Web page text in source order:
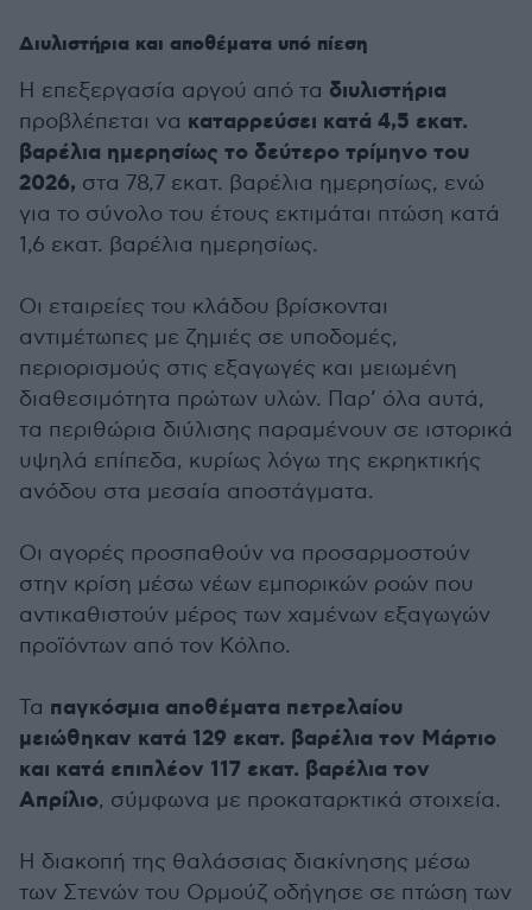
Διυλιστήρια και αποθέματα υπό πίεση
Η επεξεργασία αργού από τα διυλιστήρια
προβλέπεται να καταρρεύσει κατά 4,5 εκατ.
βαρέλια ημερησίως το δεύτερο τρίμηνο του
2026, στα 78,7 εκατ. βαρέλια ημερησίως, ενώ
για το σύνολο του έτους εκτιμάται πτώση κατά
1,6 εκατ. βαρέλια ημερησίως.
Οι εταιρείες του κλάδου βρίσκονται
αντιμέτωπες με ζημιές σε υποδομές,
περιορισμούς στις εξαγωγές και μειωμένη
διαθεσιμότητα πρώτων υλών. Παρ’ όλα αυτά,
τα περιθώρια διύλισης παραμένουν σε ιστορικά
υψηλά επίπεδα, κυρίως λόγω της εκρηκτικής
ανόδου στα μεσαία αποστάγματα.
Οι αγορές προσπαθούν να προσαρμοστούν
στην κρίση μέσω νέων εμπορικών ροών που
αντικαθιστούν μέρος των χαμένων εξαγωγών
προϊόντων από τον Κόλπο.
Τα παγκόσμια αποθέματα πετρελαίου
μειώθηκαν κατά 129 εκατ. βαρέλια τον Μάρτιο
και κατά επιπλέον 117 εκατ. βαρέλια τον
Απρίλιο, σύμφωνα με προκαταρκτικά στοιχεία.
Η διακοπή της θαλάσσιας διακίνησης μέσω
των Στενών του Ορμούζ οδήγησε σε πτώση των